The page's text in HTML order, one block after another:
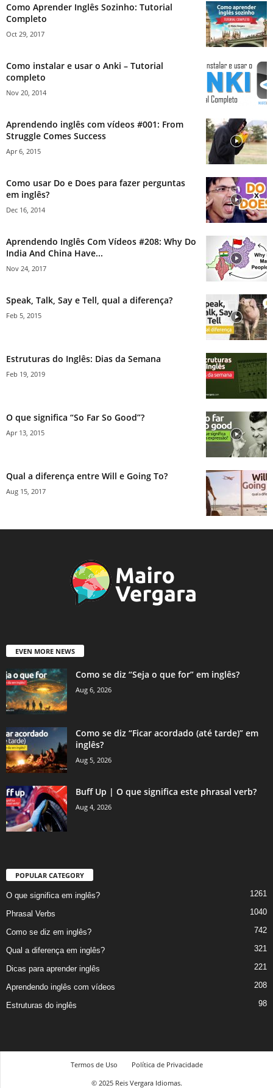
Como Aprender Inglês Sozinho: Tutorial
Completo
Oct 29, 2017
Como instalar e usar o Anki – Tutorial
completo
Nov 20, 2014
Aprendendo inglês com vídeos #001: From
Struggle Comes Success
Apr 6, 2015
Como usar Do e Does para fazer perguntas
em inglês?
Dec 16, 2014
Aprendendo Inglês Com Vídeos #208: Why Do
India And China Have...
Nov 24, 2017
Speak, Talk, Say e Tell, qual a diferença?
Feb 5, 2015
Estruturas do Inglês: Dias da Semana
Feb 19, 2019
O que significa “So Far So Good”?
Apr 13, 2015
Qual a diferença entre Will e Going To?
Aug 15, 2017
EVEN MORE NEWS
Como se diz “Seja o que for” em inglês?
Aug 6, 2026
Como se diz “Ficar acordado (até tarde)” em
inglês?
Aug 5, 2026
Buff Up | O que significa este phrasal verb?
Aug 4, 2026
POPULAR CATEGORY
O que significa em inglês? 1261
Phrasal Verbs 1040
Como se diz em inglês? 742
Qual a diferença em inglês? 321
Dicas para aprender inglês 221
Aprendendo inglês com vídeos 208
Estruturas do inglês 98
Termos de Uso
Política de Privacidade
© 2025 Reis Vergara Idiomas.